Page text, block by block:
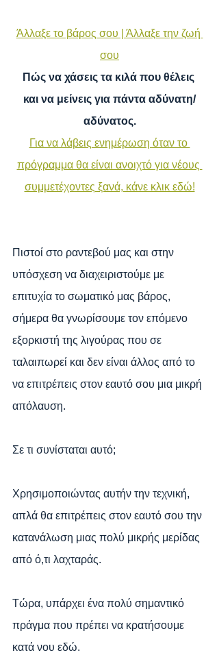
Άλλαξε το βάρος σου | Άλλαξε την ζωή
σου
Πώς να χάσεις τα κιλά που θέλεις
και να μείνεις για πάντα αδύνατη/
αδύνατος.
Για να λάβεις ενημέρωση όταν το
πρόγραμμα θα είναι ανοιχτό για νέους
συμμετέχοντες ξανά, κάνε κλικ εδώ!
Πιστοί στο ραντεβού μας και στην
υπόσχεση να διαχειριστούμε με
επιτυχία το σωματικό μας βάρος,
σήμερα θα γνωρίσουμε τον επόμενο
εξορκιστή της λιγούρας που σε
ταλαιπωρεί και δεν είναι άλλος από το
να επιτρέπεις στον εαυτό σου μια μικρή
απόλαυση.
Σε τι συνίσταται αυτό;
Χρησιμοποιώντας αυτήν την τεχνική,
απλά θα επιτρέπεις στον εαυτό σου την
κατανάλωση μιας πολύ μικρής μερίδας
από ό,τι λαχταράς.
Τώρα, υπάρχει ένα πολύ σημαντικό
πράγμα που πρέπει να κρατήσουμε
κατά νου εδώ.